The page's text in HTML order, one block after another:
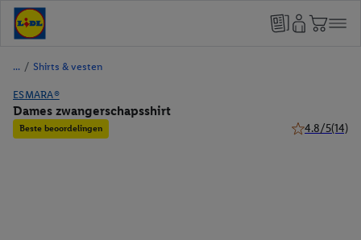
/ Shirts & vesten
ESMARA®
Dames zwangerschapsshirt
Beste beoordelingen 4.8/5(14)